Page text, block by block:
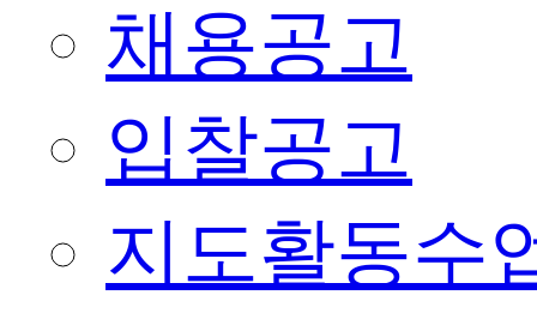
채용공고
입찰공고
지도활동수